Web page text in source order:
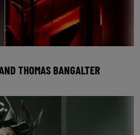
THOMAS BANGALTER
Thomas Bangalter
concert de Fred again..